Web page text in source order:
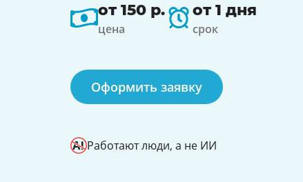
от 150 р.
цена
от 1 дня
срок
Оформить заявку
Работают люди, а не ИИ